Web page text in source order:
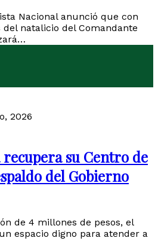
Nacional anunció que con
del natalicio del Comandante
2026
su Centro de
del Gobierno
de 4 millones de pesos, el
espacio digno para atender a